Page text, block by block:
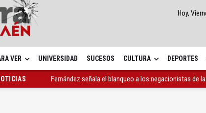
Hoy,
VER UNIVERSIDAD SUCESOS CULTURA DEPORTES
Latorre incide en el apoyo a proyectos de cooperación